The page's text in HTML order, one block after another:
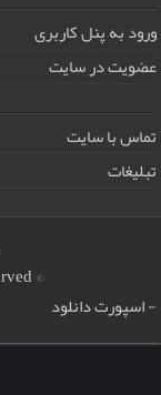
ورود به پنل کاربری
عضویت در سایت
تماس با سایت
تبلیغات
© Copyright 2026, All Rights Reserved
-اسپورت دانلود